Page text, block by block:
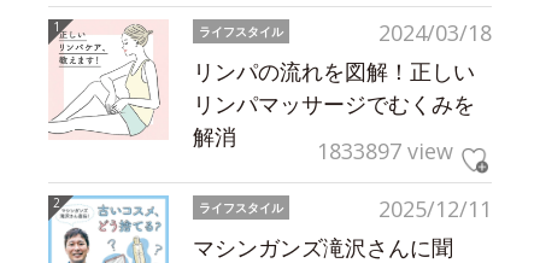
2024/03/18
ライフスタイル
リンパの流れを図解！正しい
リンパマッサージでむくみを
解消
1833897 view
2025/12/11
ライフスタイル
マシンガンズ滝沢さんに聞